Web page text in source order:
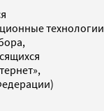
технологии